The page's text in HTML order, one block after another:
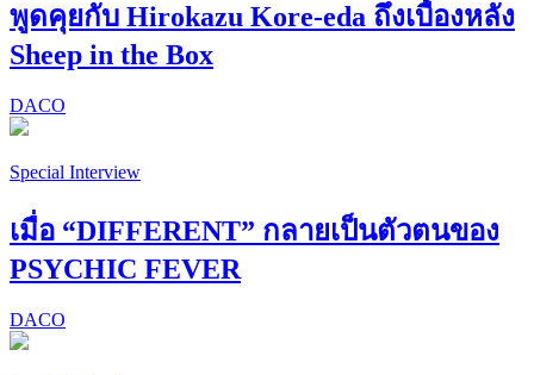
พูดคุยกับ Hirokazu Kore-eda ถึงเบื้องหลัง
Sheep in the Box
DACO
Special Interview
เมื่อ “DIFFERENT” กลายเป็นตัวตนของ
PSYCHIC FEVER
DACO